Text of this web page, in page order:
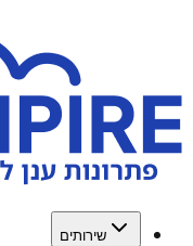
שירותים